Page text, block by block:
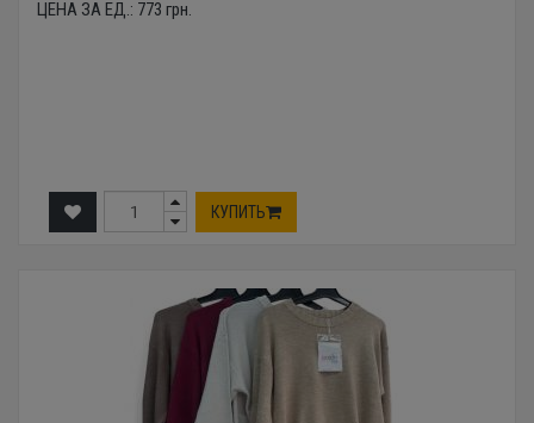
ЦЕНА ЗА ЕД.: 773 грн.
КУПИТЬ